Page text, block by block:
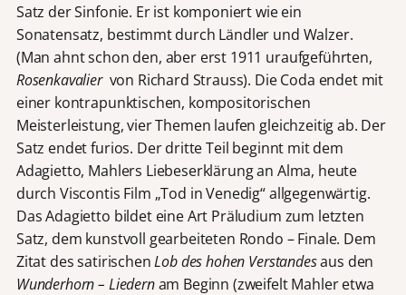
Satz der Sinfonie. Er ist komponiert wie ein
Sonatensatz, bestimmt durch Ländler und Walzer.
(Man ahnt schon den, aber erst 1911 uraufgeführten,
Rosenkavalier von Richard Strauss). Die Coda endet mit
einer kontrapunktischen, kompositorischen
Meisterleistung, vier Themen laufen gleichzeitig ab. Der
Satz endet furios. Der dritte Teil beginnt mit dem
Adagietto, Mahlers Liebeserklärung an Alma, heute
durch Viscontis Film „Tod in Venedig“ allgegenwärtig.
Das Adagietto bildet eine Art Präludium zum letzten
Satz, dem kunstvoll gearbeiteten Rondo – Finale. Dem
Zitat des satirischenLob des hohen Verstandesaus den
Wunderhorn – Liedernam Beginn (zweifelt Mahler etwa